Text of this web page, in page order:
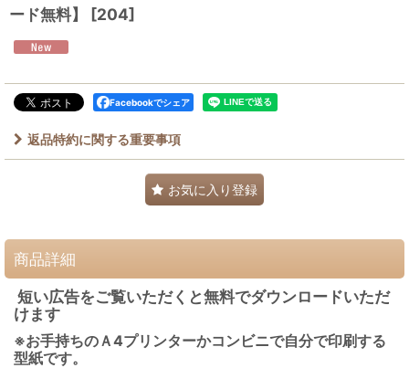
ード無料】
[204]
Facebookでシェア
返品特約に関する重要事項
お気に入り登録
商品詳細
短い広告をご覧いただくと無料でダウンロードいただ
けます
※お手持ちのＡ4プリンターかコンビニで自分で印刷する
型紙です。